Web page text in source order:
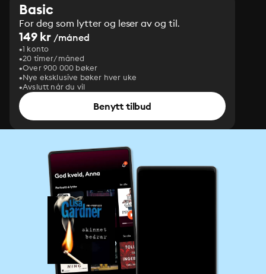
Basic
For deg som lytter og leser av og til.
149 kr /måned
1 konto
20 timer/måned
Over 900 000 bøker
Nye eksklusive bøker hver uke
Avslutt når du vil
Benytt tilbud